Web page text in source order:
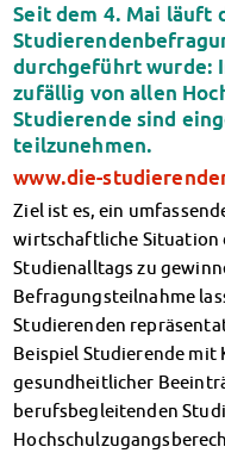
Klimabewusst essen
Mensa-FAQs
CampusCatering
MensaFeedback
AnsprechpartnerInnen
Wohnen
Wohnheime im
Wohnheime in
Wohnheime in
Wohnheimantrag & -
MIT einander – FÜR
Wohnheimtutoren
Schadensmeldung
Wohnen-FAQ
Dokumente
Seit dem 4. Mai läuft
durchgeführt wurde:
zufällig von allen
Studierende sind
teilzunehmen.
www.die-
Ziel ist es, ein
wirtschaftliche Situation
Studienalltags zu
Befragungsteilnahme
Studierenden
Beispiel Studierende mit
gesundheitlicher
berufsbegleitenden